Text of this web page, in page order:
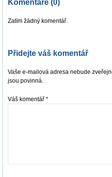
Komentáře (0)
Zatím žádný komentář.
Přidejte váš komentář
Vaše e-mailová adresa nebude
jsou povinná.
Váš komentář *